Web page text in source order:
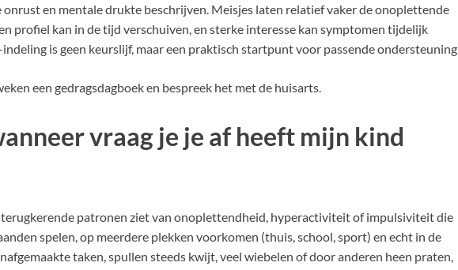
en mentale drukte beschrijven. Meisjes laten relatief vaker de onoplettende
profiel kan in de tijd verschuiven, en sterke interesse kan symptomen tijdelijk
is geen keurslijf, maar een praktisch startpunt voor passende ondersteuning.
een gedragsdagboek en bespreek het met de huisarts.
vraag je je af heeft mijn kind
terugkerende patronen ziet van onoplettendheid, hyperactiviteit of impulsiviteit die
spelen, op meerdere plekken voorkomen (thuis, school, sport) en echt in de
taken, spullen steeds kwijt, veel wiebelen of door anderen heen praten,